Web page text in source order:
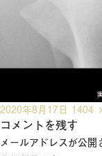
投
稿
日:
2020年8月17日 フ
ル
サ
1404
コメントを残す
メールアドレスが公開